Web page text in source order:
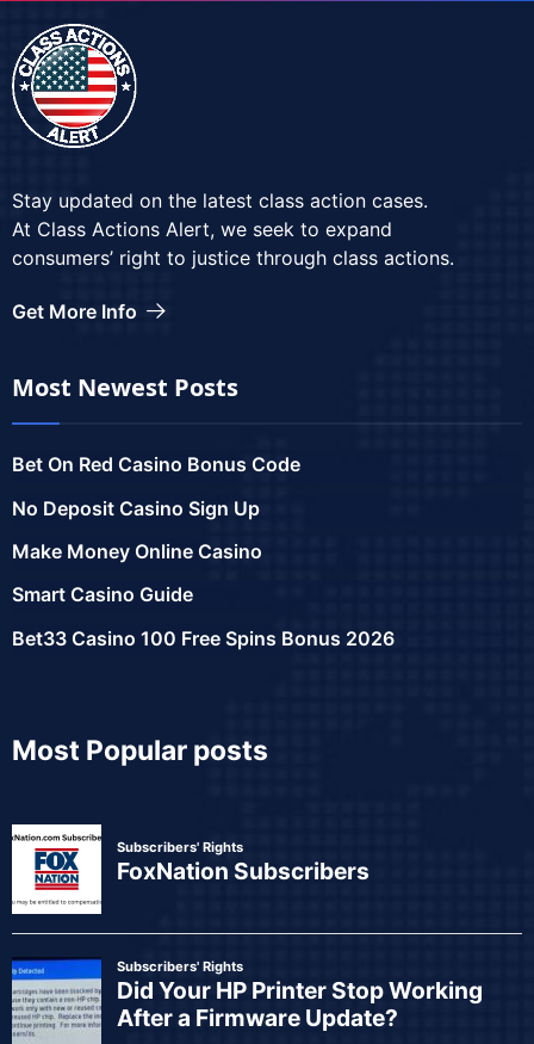
Stay updated on the latest class action cases.
At Class Actions Alert, we seek to expand
consumers’ right to justice through class actions.
Get More Info
Most Newest Posts
Bet On Red Casino Bonus Code
No Deposit Casino Sign Up
Make Money Online Casino
Smart Casino Guide
Bet33 Casino 100 Free Spins Bonus 2026
Most Popular posts